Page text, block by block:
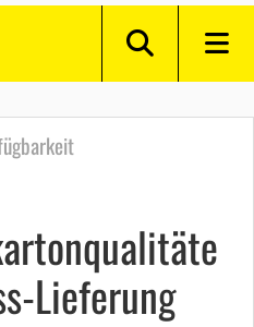
Lieferung